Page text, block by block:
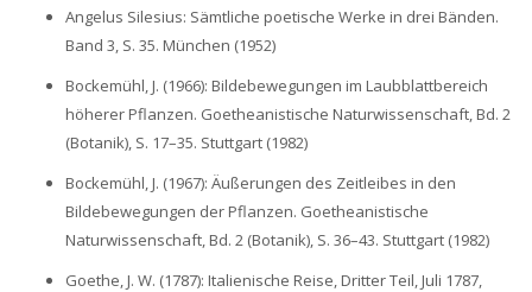
Angelus Silesius: Sämtliche poetische Werke in drei Bänden.
Band 3, S. 35. München (1952)
Bockemühl, J. (1966): Bildebewegungen im Laubblattbereich
höherer Pflanzen. Goetheanistische Naturwissenschaft, Bd. 2
(Botanik), S. 17–35. Stuttgart (1982)
Bockemühl, J. (1967): Äußerungen des Zeitleibes in den
Bildebewegungen der Pflanzen. Goetheanistische
Naturwissenschaft, Bd. 2 (Botanik), S. 36–43. Stuttgart (1982)
Goethe, J. W. (1787): Italienische Reise, Dritter Teil, Juli 1787,